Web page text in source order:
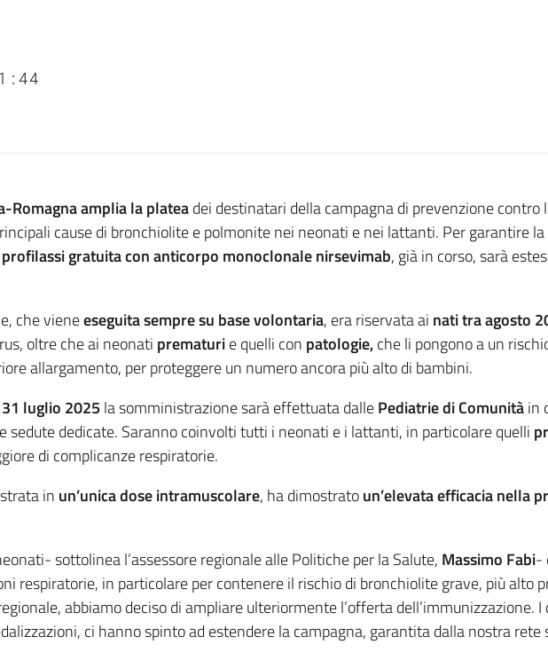
Romagnaamplia la plateadei destinatari della campagna di prevenzione contro
cause di bronchiolite e polmonite nei neonati e nei lattanti. Per garantire
profilassi gratuita con anticorpo monoclonale nirsevimab, già in corso, sarà
che vieneeseguita sempre su base volontaria, era riservata ai nati tra agosto
oltre che ai neonati prematurie quelli con patologie,che li pongono a un
allargamento, per proteggere un numero ancora più alto di bambini.
luglio 2025 la somministrazione sarà effettuata dallePediatrie di Comunitàin
sedute dedicate. Saranno coinvolti tutti i neonati e i lattanti, in particolare quelli
di complicanze respiratorie.
in un’unica dose intramuscolare, ha dimostratoun’elevata efficacia nella
sottolinea l’assessore regionale alle Politiche per la Salute, Massimo Fabi-
respiratorie, in particolare per contenere il rischio di bronchiolite grave, più alto
abbiamo deciso di ampliare ulteriormente l’offerta dell’immunizzazione.
ci hanno spinto ad estendere la campagna, garantita dalla nostra